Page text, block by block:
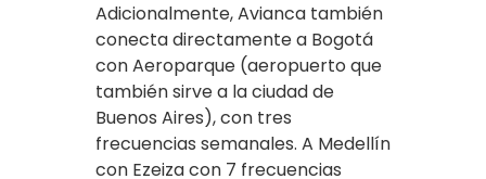
Adicionalmente, Avianca también
conecta directamente a Bogotá
con Aeroparque (aeropuerto que
también sirve a la ciudad de
Buenos Aires), con tres
frecuencias semanales. A Medellín
con Ezeiza con 7 frecuencias